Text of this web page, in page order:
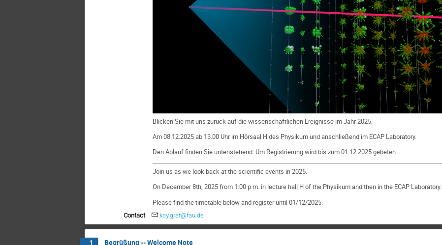
Blicken Sie mit uns zurück auf die wissenschaftlichen Ereignisse im Jahr 2025.
Am 08.12.2025 ab 13.00 Uhr im Hörsaal H des Physikum und anschließend im ECAP Laboratory.
Den Ablauf finden Sie untenstehend. Um Registrierung wird bis zum 01.12.2025 gebeten.
Join us as we look back at the scientific events in 2025.
On December 8th, 2025 from 1:00 p.m. in lecture hall H of the Physikum and then in the ECAP Laboratory.
Please find the timetable below and register until 01/12/2025.
Contact kay.graf@fau.de
1 Begrüßung -- Welcome Note